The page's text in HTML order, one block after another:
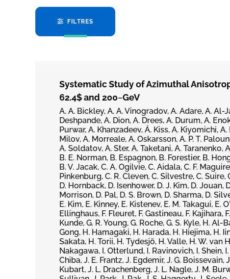
FILTRES
Systematic Study of Azimuthal
62.4$ and 200~GeV
A. A. Bickley, A. A. Vinogradov, A. Adare, A. Al-
Deshpande, A. Dion, A. Drees, A. Durum, A.
Purwar, A. Khanzadeev, Á. Kiss, A. Kiyomichi,
Milov, A. Morreale, A. Oskarsson, A. P. T.
A. Soldatov, A. Ster, A. Taketani, A. Taranenko,
B. E. Norman, B. Espagnon, B. Forestier, B.
B. V. Jacak, C. A. Ogilvie, C. Aidala, C. F.
Pinkenburg, C. R. Cleven, C. Silvestre, C. Suire,
D. Hornback, D. Isenhower, D. J. Kim, D. Jouan,
Morrison, D. Pal, D. S. Brown, D. Sharma, D.
E. Kim, E. Kinney, E. Kistenev, E. M. Takagui, E.
Ellinghaus, F. Fleuret, F. Gastineau, F. Kajihara,
Kunde, G. R. Young, G. Roche, G. S. Kyle, H.
Gong, H. Hamagaki, H. Harada, H. Hiejima, H.
Sakata, H. Torii, H. Tydesjö, H. Valle, H. W. van
Nakagawa, I. Otterlund, I. Ravinovich, I. Shein,
Chiba, J. E. Frantz, J. Egdemir, J. G. Boissevain,
Kubart, J. L. Drachenberg, J. L. Nagle, J. M.